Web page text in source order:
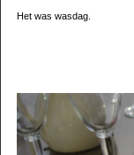
Het was wasdag.